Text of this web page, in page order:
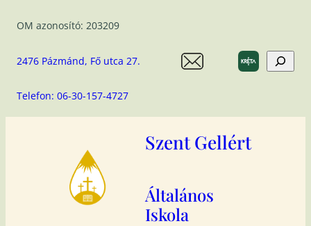
OM azonosító: 203209
2476 Pázmánd, Fő utca 27.
Telefon: 06-30-157-4727
Search
Szent Gellért
Általános
Iskola